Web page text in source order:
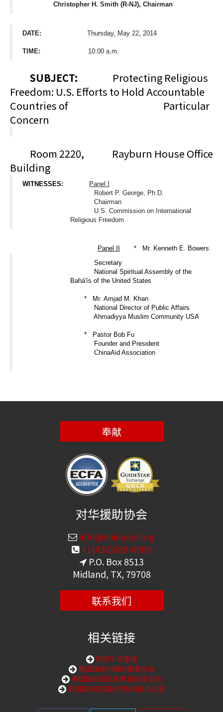
Christopher H. Smith (R-NJ), Chairman
DATE: Thursday, May 22, 2014
TIME: 10:00 a.m.
SUBJECT: Protecting Religious
Freedom: U.S. Efforts to Hold Accountable
Countries of Particular
Concern
Room 2220, Rayburn House Office
Building
WITNESSES:
Panel I
Robert P. George, Ph.D.
Chairman
U.S. Commission on International
Religious Freedom
Panel II *
Mr. Kenneth E. Bowers
Secretary
National Spiritual Assembly of the
Bahá'ís of the United States
* Mr. Amjad M. Khan
National Director of Public Affairs
Ahmadiyya Muslim Community USA
* Pastor Bob Fu
Founder and President
ChinaAid Association
奉献
对华援助协会
info@chinaaid.org
+1(432)689-6985
P.O. Box 8513
Midland, TX, 79708
联系我们
相关链接
购买中文圣经
美国国会中国问题委员会
美国国会国际宗教自由委员会
美国国务院国际宗教自由办公室